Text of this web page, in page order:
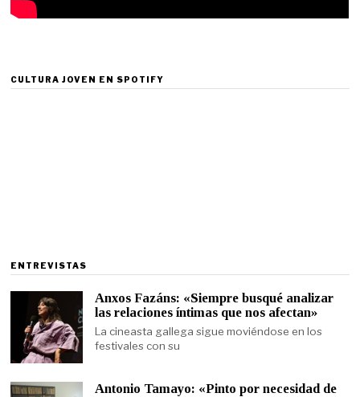
CULTURA JOVEN EN SPOTIFY
ENTREVISTAS
Anxos Fazáns: «Siempre busqué analizar
las relaciones íntimas que nos afectan»
La cineasta gallega sigue moviéndose en los
festivales con su
Antonio Tamayo: «Pinto por necesidad de